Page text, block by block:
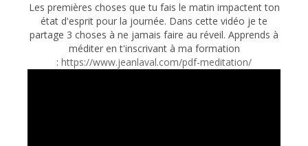
Les premières choses que tu fais le matin impactent ton
état d'esprit pour la journée. Dans cette vidéo je te
partage 3 choses à ne jamais faire au réveil. Apprends à
méditer en t'inscrivant à ma formation
: https://www.jeanlaval.com/pdf-meditation/